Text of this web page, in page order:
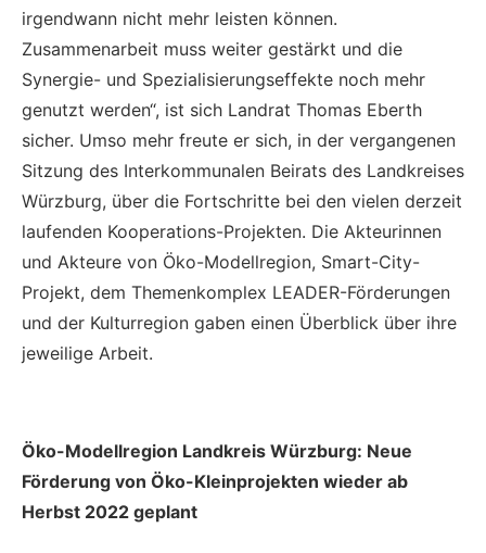
irgendwann nicht mehr leisten können.
Zusammenarbeit muss weiter gestärkt und die
Synergie- und Spezialisierungseffekte noch mehr
genutzt werden“, ist sich Landrat Thomas Eberth
sicher. Umso mehr freute er sich, in der vergangenen
Sitzung des Interkommunalen Beirats des Landkreises
Würzburg, über die Fortschritte bei den vielen derzeit
laufenden Kooperations-Projekten. Die Akteurinnen
und Akteure von Öko-Modellregion, Smart-City-
Projekt, dem Themenkomplex LEADER-Förderungen
und der Kulturregion gaben einen Überblick über ihre
jeweilige Arbeit.
Öko-Modellregion Landkreis Würzburg: Neue
Förderung von Öko-Kleinprojekten wieder ab
Herbst 2022 geplant